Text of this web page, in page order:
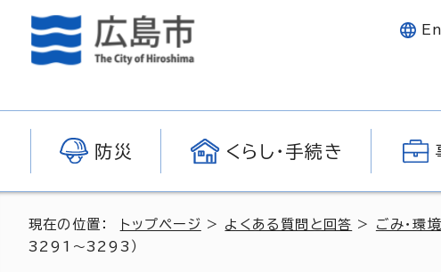
防災 くらし・手続き
現在の位置： トップページ > よくある質問と回答 > ごみ・環
3291～3293）